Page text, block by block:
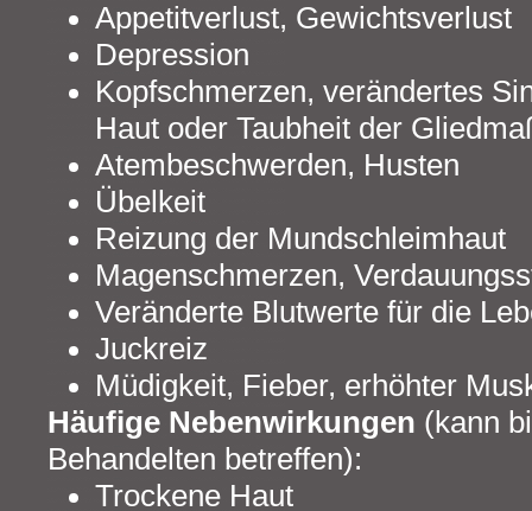
Appetitverlust, Gewichtsverlust
Depression
Kopfschmerzen, verändertes
Haut oder Taubheit der
Atembeschwerden, Husten
Übelkeit
Reizung der Mundschleimhaut
Magenschmerzen,
Veränderte Blutwerte für die
Juckreiz
Müdigkeit, Fieber, erhöhter
Häufige Nebenwirkungen (kann
Behandelten betreffen):
Trockene Haut